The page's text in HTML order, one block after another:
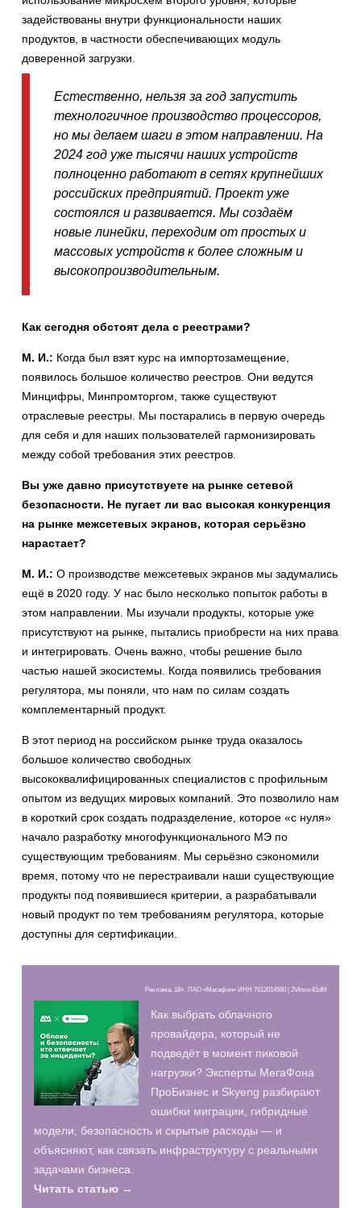
задействованы внутри функциональности наших
продуктов, в частности обеспечивающих модуль
доверенной загрузки.
Естественно, нельзя за год запустить
технологичное производство процессоров,
но мы делаем шаги в этом направлении. На
2024 год уже тысячи наших устройств
полноценно работают в сетях крупнейших
российских предприятий. Проект уже
состоялся и развивается. Мы создаём
новые линейки, переходим от простых и
массовых устройств к более сложным и
высокопроизводительным.
Как сегодня обстоят дела с реестрами?
М. И.: Когда был взят курс на импортозамещение,
появилось большое количество реестров. Они ведутся
Минцифры, Минпромторгом, также существуют
отраслевые реестры. Мы постарались в первую очередь
для себя и для наших пользователей гармонизировать
между собой требования этих реестров.
Вы уже давно присутствуете на рынке сетевой
безопасности. Не пугает ли вас высокая конкуренция
на рынке межсетевых экранов, которая серьёзно
нарастает?
М. И.: О производстве межсетевых экранов мы задумались
ещё в 2020 году. У нас было несколько попыток работы в
этом направлении. Мы изучали продукты, которые уже
присутствуют на рынке, пытались приобрести на них права
и интегрировать. Очень важно, чтобы решение было
частью нашей экосистемы. Когда появились требования
регулятора, мы поняли, что нам по силам создать
комплементарный продукт.
В этот период на российском рынке труда оказалось
большое количество свободных
высококвалифицированных специалистов с профильным
опытом из ведущих мировых компаний. Это позволило нам
в короткий срок создать подразделение, которое «с нуля»
начало разработку многофункционального МЭ по
существующим требованиям. Мы серьёзно сэкономили
время, потому что не перестраивали наши существующие
продукты под появившиеся критерии, а разрабатывали
новый продукт по тем требованиям регулятора, которые
доступны для сертификации.
Реклама, 18+. ПАО «Мегафон» ИНН 7812014560 | 2Vfnxxr81dM
Как выбрать облачного
провайдера, который не
подведёт в момент пиковой
нагрузки? Эксперты МегаФона
ПроБизнес и Skyeng разбирают
ошибки миграции, гибридные
модели, безопасность и скрытые расходы — и
объясняют, как связать инфраструктуру с реальными
задачами бизнеса.
Читать статью →